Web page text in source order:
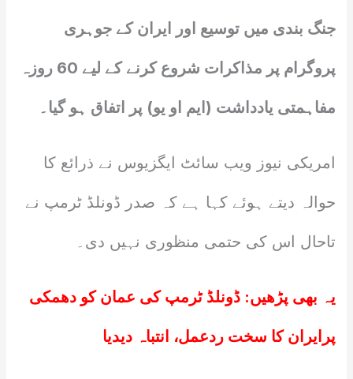
جنگ بندی میں توسیع اور ایران کے جوہری
پروگرام پر مذاکرات شروع کرنے کے لیے 60 روزہ
مفاہمتی یادداشت (ایم او یو) پر اتفاق ہو گیا۔
امریکی نیوز ویب سائٹ ایگزیوس نے ذرائع کا
حوالہ دیتے ہوئے کہا ہے کہ صدر ڈونلڈ ٹرمپ نے
تاحال اس کی حتمی منظوری نہیں دی۔
یہ بھی پڑھیں: ڈونلڈ ٹرمپ کی عمان کو دھمکی
پرایران کا سخت ردعمل، انتباہ دیدیا